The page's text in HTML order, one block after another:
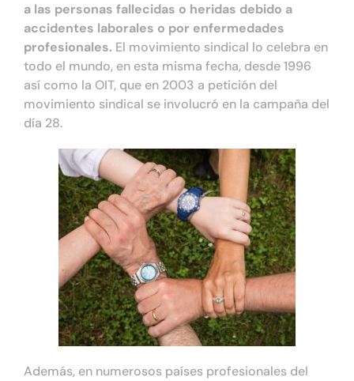
a las personas fallecidas o heridas debido a
accidentes laborales o por enfermedades
profesionales. El movimiento sindical lo celebra en
todo el mundo, en esta misma fecha, desde 1996
así como la OIT, que en 2003 a petición del
movimiento sindical se involucró en la campaña del
día 28.
Además, en numerosos países profesionales del